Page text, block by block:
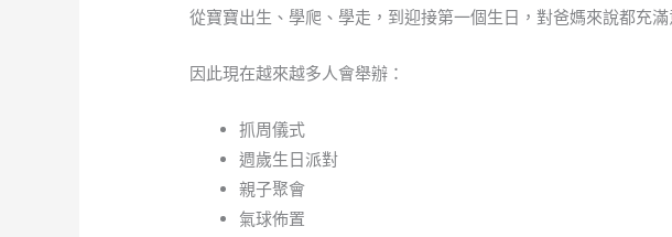
從寶寶出生、學爬、學走，到迎接第一個生日，對爸媽來說都充滿
因此現在越來越多人會舉辦：
抓周儀式
週歲生日派對
親子聚會
氣球佈置